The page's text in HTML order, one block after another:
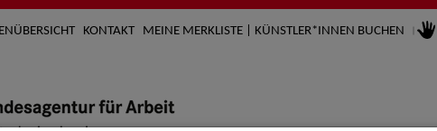
KONTAKT MEINE MERKLISTE | KÜNSTLER*INNEN BUCHEN